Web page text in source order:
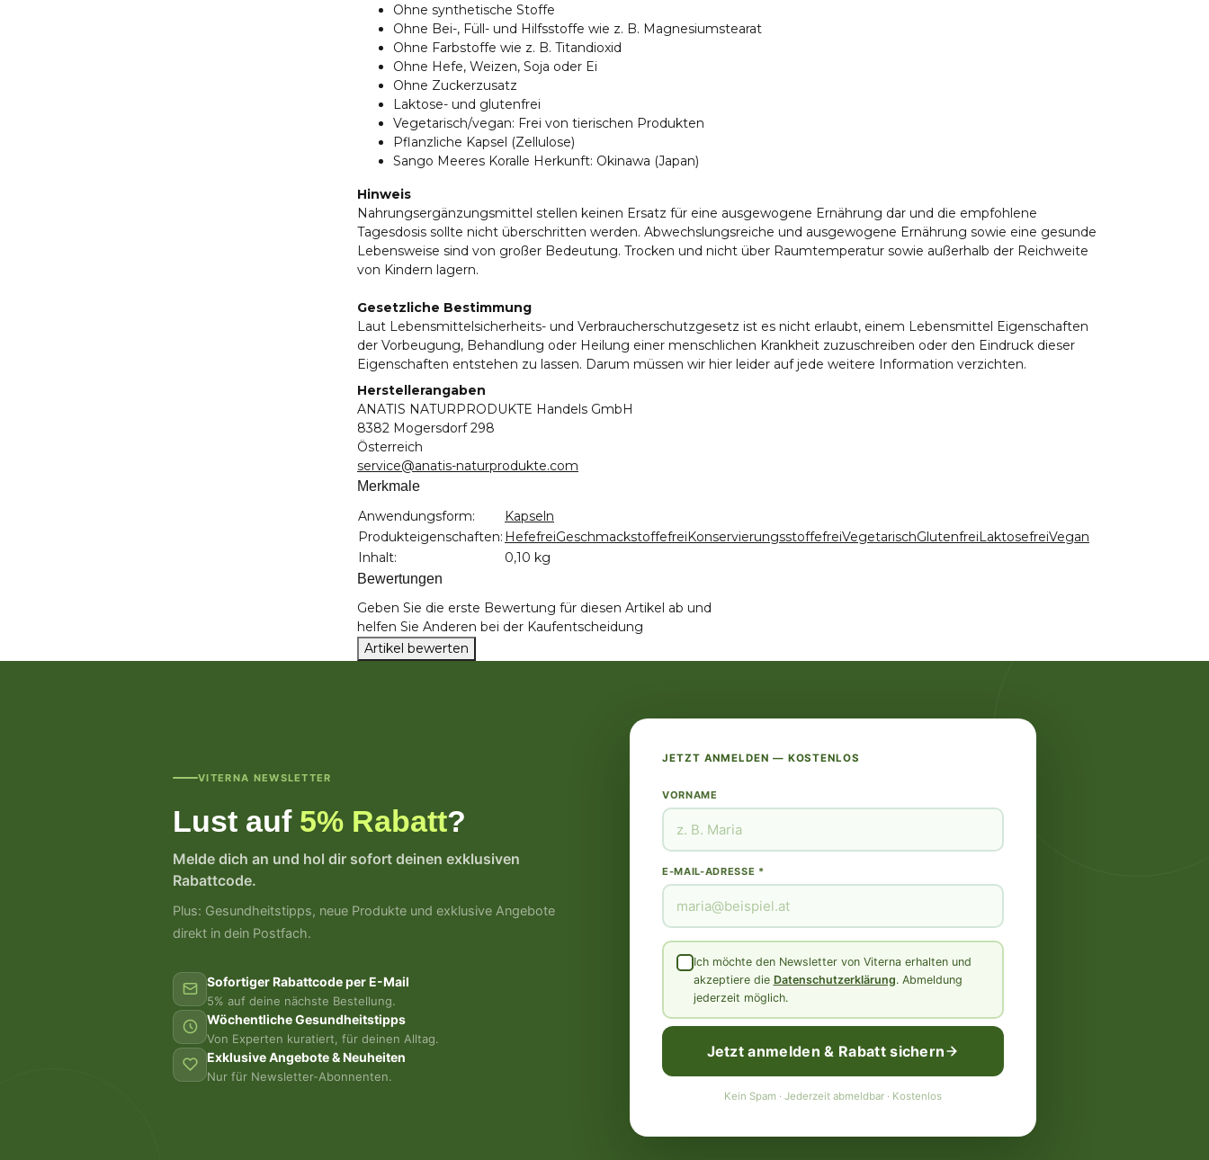
Ohne synthetische Stoffe
Ohne Bei-, Füll- und Hilfsstoffe wie z. B. Magnesiumstearat
Ohne Farbstoffe wie z. B. Titandioxid
Ohne Hefe, Weizen, Soja oder Ei
Ohne Zuckerzusatz
Laktose- und glutenfrei
Vegetarisch/vegan: Frei von tierischen Produkten
Pflanzliche Kapsel (Zellulose)
Sango Meeres Koralle Herkunft: Okinawa (Japan)
Hinweis
Nahrungsergänzungsmittel stellen keinen Ersatz für eine ausgewogene Ernährung dar und die empfohlene
Tagesdosis sollte nicht überschritten werden. Abwechslungsreiche und ausgewogene Ernährung sowie eine gesunde
Lebensweise sind von großer Bedeutung. Trocken und nicht über Raumtemperatur sowie außerhalb der Reichweite
von Kindern lagern.
Gesetzliche Bestimmung
Laut Lebensmittelsicherheits- und Verbraucherschutzgesetz ist es nicht erlaubt, einem Lebensmittel Eigenschaften
der Vorbeugung, Behandlung oder Heilung einer menschlichen Krankheit zuzuschreiben oder den Eindruck dieser
Eigenschaften entstehen zu lassen. Darum müssen wir hier leider auf jede weitere Information verzichten.
Herstellerangaben
ANATIS NATURPRODUKTE Handels GmbH
8382 Mogersdorf 298
Österreich
service@anatis-naturprodukte.com
Merkmale
Produkteigenschaft
Wert
Anwendungsform:
Kapseln
Produkteigenschaften: HefefreiGeschmackstoffefrei KonservierungsstoffefreiVegetarischGlutenfrei LaktosefreiVegan
Inhalt:
0,10 kg
Bewertungen
Geben Sie die erste Bewertung für diesen Artikel ab und
helfen Sie Anderen bei der Kaufentscheidung
Artikel bewerten
VITERNA NEWSLETTER
Lust auf 5% Rabatt?
Melde dich an und hol dir sofort deinen exklusiven
Rabattcode.
Plus: Gesundheitstipps, neue Produkte und exklusive Angebote
direkt in dein Postfach.
Sofortiger Rabattcode per E-Mail
5% auf deine nächste Bestellung.
Wöchentliche Gesundheitstipps
Von Experten kuratiert, für deinen Alltag.
Exklusive Angebote & Neuheiten
Nur für Newsletter-Abonnenten.
JETZT ANMELDEN — KOSTENLOS
VORNAME
E-MAIL-ADRESSE *
Ich möchte den Newsletter von Viterna erhalten und
akzeptiere die Datenschutzerklärung. Abmeldung
jederzeit möglich.
Jetzt anmelden & Rabatt sichern
Kein Spam · Jederzeit abmeldbar · Kostenlos